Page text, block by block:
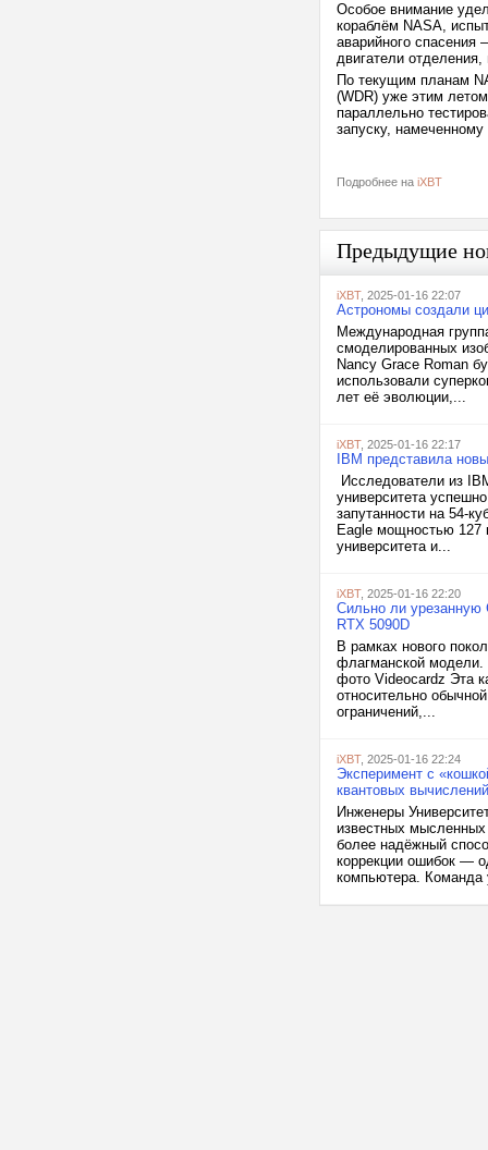
Особое внимание
кораблём NASA,
аварийного
двигатели
По текущим планам
(WDR) уже этим
параллельно
запуску,
Подробнее на iXBT
Предыдущие
iXBT, 2025-01-16 22:07
Астрономы создали
Международная
смоделированных
Nancy Grace Roman
использовали
лет её эволюции,...
iXBT, 2025-01-16 22:17
IBM представила
Исследователи из
университета
запутанности на 54-
Eagle мощностью 127
университета и...
iXBT, 2025-01-16 22:20
Сильно ли урезанную
RTX 5090D
В рамках нового
флагманской модели.
фото Videocardz Эта
относительно
ограничений,...
iXBT, 2025-01-16 22:24
Эксперимент с
квантовых вычислений
Инженеры
известных
более надёжный
коррекции ошибок —
компьютера. Команда